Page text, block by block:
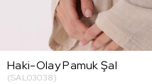
Haki-Olay Pamuk Şal
(SAL03038)